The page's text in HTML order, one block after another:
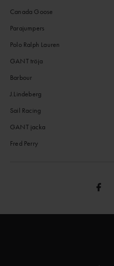
Canada Goose
Parajumpers
Polo Ralph Lauren
GANT tröja
Barbour
J.Lindeberg
Sail Racing
GANT jacka
Fred Perry